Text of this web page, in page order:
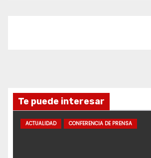
Te puede interesar
ACTUALIDAD CONFERENCIA DE PRENSA